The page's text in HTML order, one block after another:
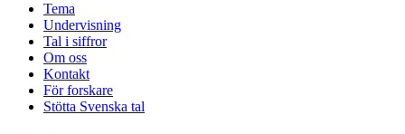
Tema
Undervisning
Tal i siffror
Om oss
Kontakt
För forskare
Stötta Svenska tal